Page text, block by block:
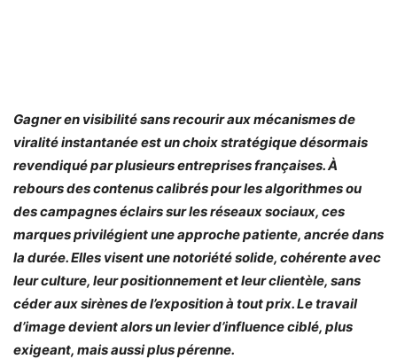
Gagner en visibilité sans recourir aux mécanismes de
viralité instantanée est un choix stratégique désormais
revendiqué par plusieurs entreprises françaises. À
rebours des contenus calibrés pour les algorithmes ou
des campagnes éclairs sur les réseaux sociaux, ces
marques privilégient une approche patiente, ancrée dans
la durée. Elles visent une notoriété solide, cohérente avec
leur culture, leur positionnement et leur clientèle, sans
céder aux sirènes de l’exposition à tout prix. Le travail
d’image devient alors un levier d’influence ciblé, plus
exigeant, mais aussi plus pérenne.